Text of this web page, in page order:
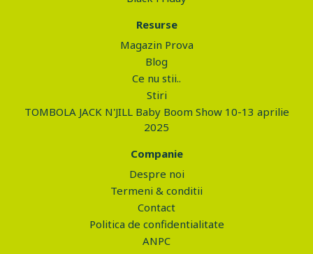
Resurse
Magazin Prova
Blog
Ce nu stii..
Stiri
TOMBOLA JACK N'JILL Baby Boom Show 10-13 aprilie
2025
Companie
Despre noi
Termeni & conditii
Contact
Politica de confidentialitate
ANPC